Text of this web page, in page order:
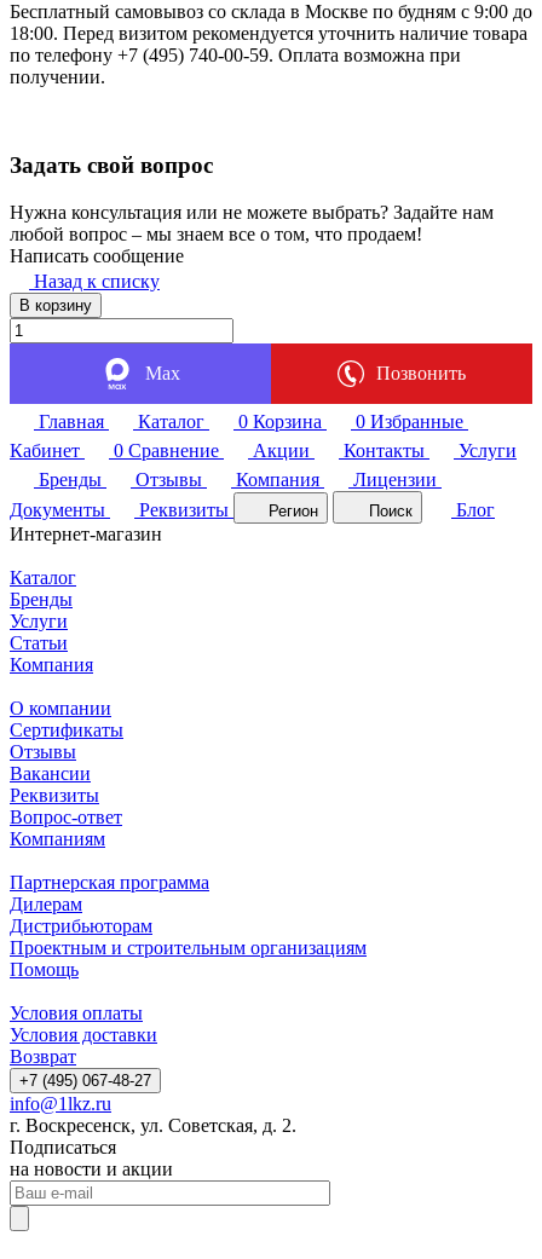
Бесплатный самовывоз со склада в Москве по будням с 9:00 до
18:00. Перед визитом рекомендуется уточнить наличие товара
по телефону +7 (495) 740-00-59. Оплата возможна при
получении.
Задать свой вопрос
Нужна консультация или не можете выбрать? Задайте нам
любой вопрос – мы знаем все о том, что продаем!
Написать сообщение
Назад к списку
В корзину
Max Позвонить
Главная Каталог 0 Корзина 0 Избранные
Кабинет
0 Сравнение Акции Контакты
Услуги
Бренды
Отзывы Компания
Лицензии
Документы
Реквизиты Регион Поиск
Блог
Интернет-магазин
Каталог
Бренды
Услуги
Статьи
Компания
О компании
Сертификаты
Отзывы
Вакансии
Реквизиты
Вопрос-ответ
Компаниям
Партнерская программа
Дилерам
Дистрибьюторам
Проектным и строительным организациям
Помощь
Условия оплаты
Условия доставки
Возврат
+7 (495) 067-48-27
info@1lkz.ru
г. Воскресенск, ул. Советская, д. 2.
Подписаться
на новости и акции